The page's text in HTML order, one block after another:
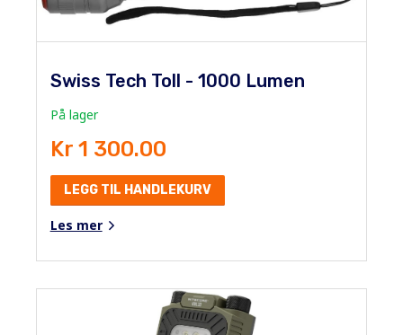
Swiss Tech Toll - 1000 Lumen
På lager
Kr 1 300.00
LEGG TIL HANDLEKURV
Les mer